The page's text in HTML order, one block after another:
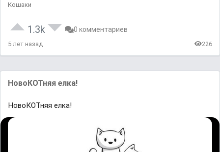
Кошаки
1.3k 0 комментариев
5 лет назад 226
НовоКОТняя елка!
НовоКОТняя елка!